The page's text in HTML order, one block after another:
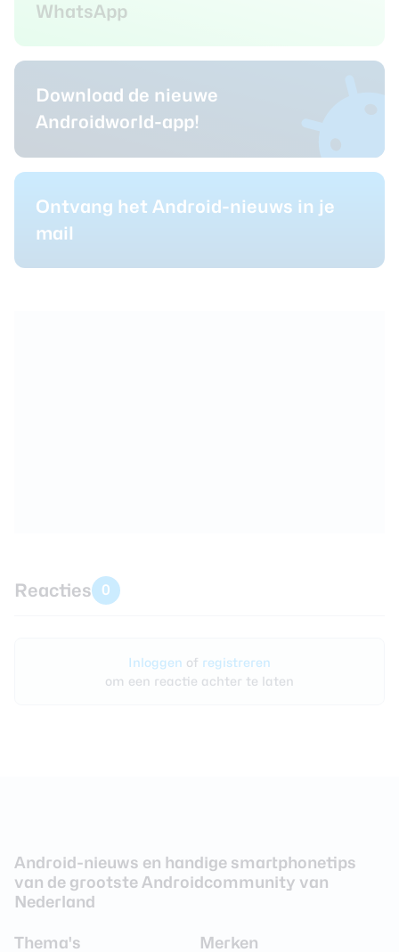
WhatsApp
Download de nieuwe
Androidworld-app!
Ontvang het Android-nieuws in je
mail
Reacties 0
Inloggen of registreren
om een reactie achter te laten
Android-nieuws en handige smartphonetips
van de grootste Androidcommunity van
Nederland
Thema's Merken